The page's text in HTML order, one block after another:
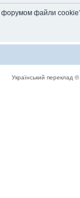
форумом файли
Український переклад